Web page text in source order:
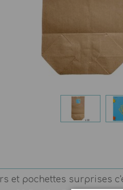
et pochettes surprises